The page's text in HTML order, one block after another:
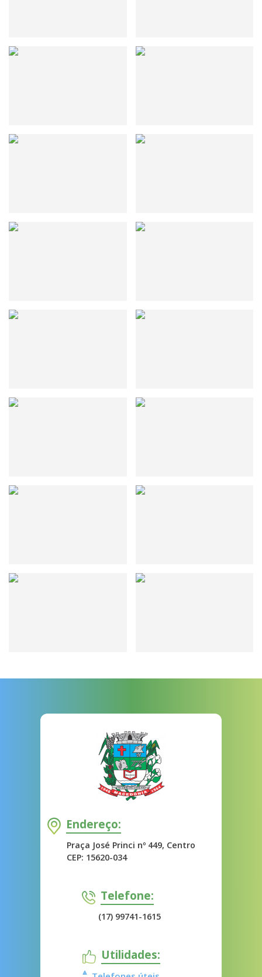
Endereço:
Praça José Princi nº 449, Centro
CEP: 15620-034
Telefone:
(17) 99741-1615
Utilidades: